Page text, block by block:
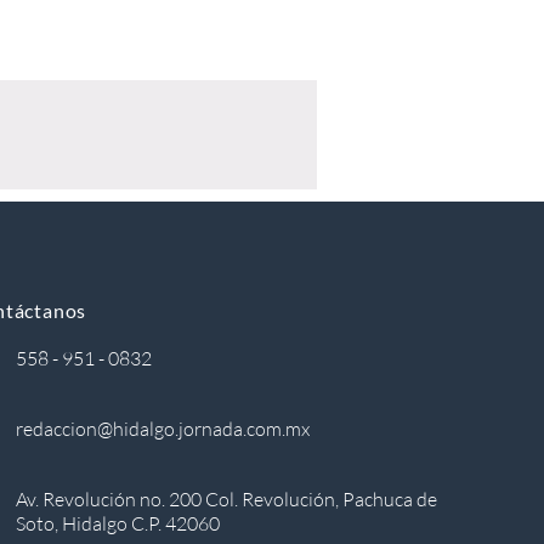
558 - 951 - 0832
redaccion@hidalgo.jornada.com.mx
Av. Revolución no. 200 Col. Revolución, Pachuca de
Soto, Hidalgo C.P. 42060